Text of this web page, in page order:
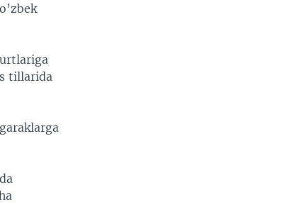
tillarida